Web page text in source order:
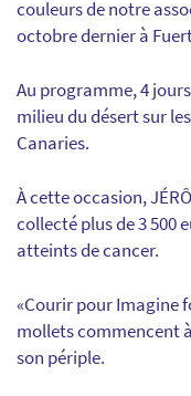
couleurs de notre
octobre dernier à
Au programme, 4
milieu du désert sur
Canaries.
À cette occasion,
collecté plus de 3 500
atteints de cancer.
«Courir pour Imagine
mollets commencent
son périple.